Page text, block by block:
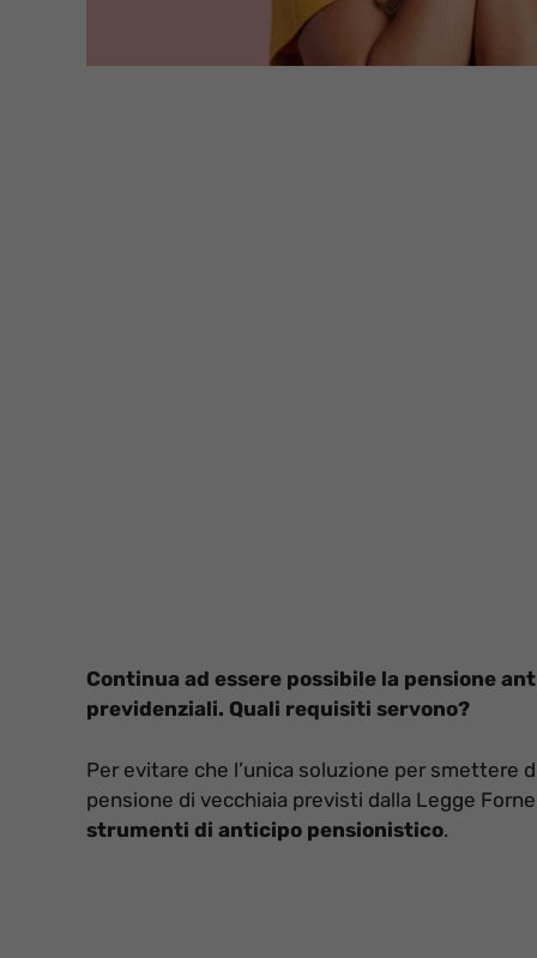
Continua ad essere possibile la pensione
previdenziali. Quali requisiti servono?
Per evitare che l’unica soluzione per smettere
pensione di vecchiaia previsti dalla Legge
strumenti di anticipo pensionistico.